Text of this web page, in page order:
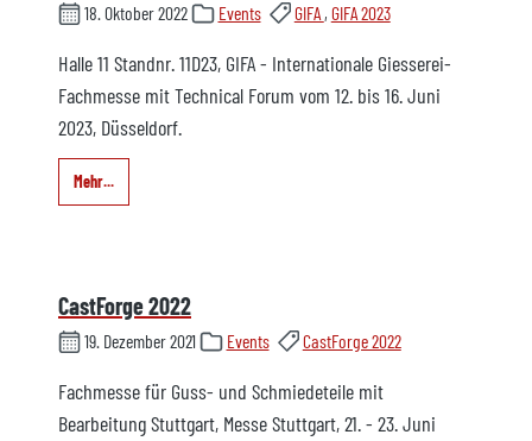
18. Oktober 2022 Events GIFA , GIFA 2023
Halle 11 Standnr. 11D23, GIFA - Internationale Giesserei-
Fachmesse mit Technical Forum vom 12. bis 16. Juni
2023, Düsseldorf.
Mehr...
CastForge 2022
19. Dezember 2021 Events CastForge 2022
Fachmesse für Guss- und Schmiedeteile mit
Bearbeitung Stuttgart, Messe Stuttgart, 21. - 23. Juni